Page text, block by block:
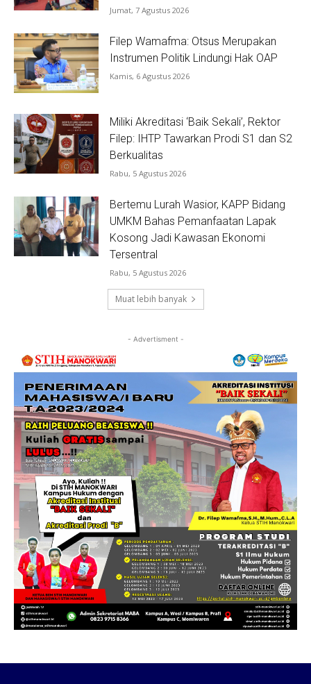
Jumat, 7 Agustus 2026
Filep Wamafma: Otsus Merupakan
Instrumen Politik Lindungi Hak OAP
Kamis, 6 Agustus 2026
Miliki Akreditasi ‘Baik Sekali’, Rektor
Filep: IHTP Tawarkan Prodi S1 dan S2
Berkualitas
Rabu, 5 Agustus 2026
Bertemu Lurah Wasior, KAPP Bidang
UMKM Bahas Pemanfaatan Lapak
Kosong Jadi Kawasan Ekonomi
Tersentral
Rabu, 5 Agustus 2026
Muat lebih banyak
- Advertisment -